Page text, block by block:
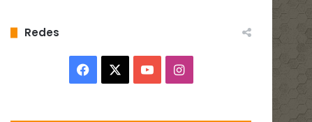
Redes
Facebook YouTubeInstagram